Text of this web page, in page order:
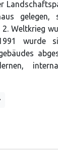
gelegen,
Weltkrieg
wurde